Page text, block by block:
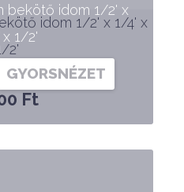
idom 1/2' x 1/4' x
2'
Ft
bekötő idom 1/2' x
x 1/2'
GYORSNÉZET